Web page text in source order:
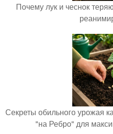
Почему лук и чеснок
Секреты обильного урожая
"на Ребро" для